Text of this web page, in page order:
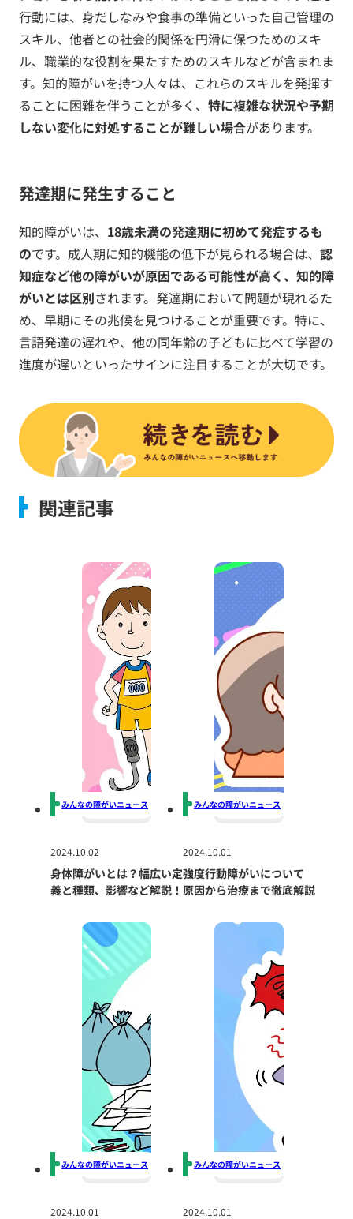
行動には、身だしなみや食事の準備といった自己管理の
スキル、他者との社会的関係を円滑に保つためのスキ
ル、職業的な役割を果たすためのスキルなどが含まれま
す。知的障がいを持つ人々は、これらのスキルを発揮す
ることに困難を伴うことが多く、 特に複雑な状況や予期
しない変化に対処することが難しい場合があります。
発達期に発生すること
知的障がいは、 18歳未満の発達期に初めて発症するも
のです。成人期に知的機能の低下が見られる場合は、 認
知症など他の障がいが原因である可能性が高く、知的障
がいとは区別されます。発達期において問題が現れるた
め、早期にその兆候を見つけることが重要です。特に、
言語発達の遅れや、他の同年齢の子どもに比べて学習の
進度が遅いといったサインに注目することが大切です。
関連記事
2024.10.02
身体障がいとは？幅広い定
義と種類、影響など解説！
みんなの障がいニュース
2024.10.01
強度行動障がいについて
原因から治療まで徹底解説
みんなの障がいニュース
2024.10.01
みんなの障がいニュース
2024.10.01
みんなの障がいニュース